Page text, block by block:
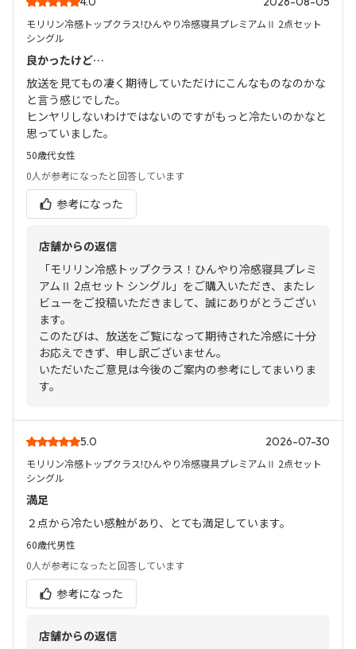
モリリン冷感トップクラス!ひんやり冷感寝具プレミアムⅡ 2点セット
シングル
良かったけど…
放送を見てもの凄く期待していただけにこんなものなのかな
と言う感じでした。
ヒンヤリしないわけではないのですがもっと冷たいのかなと
思っていました。
50歳代女性
0人が参考になったと回答しています
参考になった
店舗からの返信
「モリリン冷感トップクラス！ひんやり冷感寝具プレミ
アムⅡ 2点セット シングル」をご購入いただき、またレ
ビューをご投稿いただきまして、誠にありがとうござい
ます。
このたびは、放送をご覧になって期待された冷感に十分
お応えできず、申し訳ございません。
いただいたご意見は今後のご案内の参考にしてまいりま
す。
5.0 2026-07-30
モリリン冷感トップクラス!ひんやり冷感寝具プレミアムⅡ 2点セット
シングル
満足
２点から冷たい感触があり、とても満足しています。
60歳代男性
0人が参考になったと回答しています
参考になった
店舗からの返信